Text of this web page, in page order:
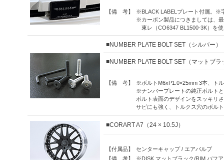
【備 考】
※BLACK LABELプレート付属。※
※カーボン製品につきましては、
東レ（CO6347 BL1500-3K）を
■NUMBER PLATE BOLT SET（シルバー）
■NUMBER PLATE BOLT SET（マットブラ
【備 考】
※ボルトM6xP1.0×25mm 3本、ト
※ナンバープレートの純正ボルト
ボルト表面のデザインをスッキリ
サビにも強く、トルクス穴のボル
■CORART A7（24 × 10.5J）
【付属品】
センターキャップ / エアバルブ
【備 考】
※DISK マットブラック/RIM バフ